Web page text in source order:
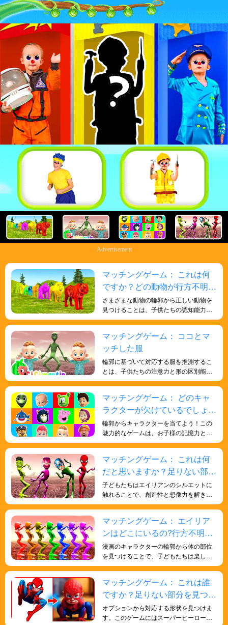
Advertisement
マッチングゲーム： これは何
ですか？どの動物が行方不明で
すか?動物の形を学ぼう！
さまざまな動物の輪郭から正しい動物を
見つけることは、子供たちの認知能力と
記憶力を鍛え、日常生活の知識と形状の
マッチングゲーム： ココとマ
ッチした服
輪郭に基づいて対応する服を推測するこ
とは、子供たちの注意力と形の区別能力
を向上させる魅力的なゲームです。
マッチングゲーム： どのキャ
ラクターが欠けているでしょう
か？探してみましょう！
輪郭からキャラクターを当てよう！この
魅力的なゲームは、お子様の記憶力と観
察力を鍛え、植物の形を見分ける能力を
マッチングゲーム： これは何
だと思いますか？足りない部分
を見つけよう！
子どもたちはエイリアンのシルエットに
触れることで、創造性と想像力を解き放
ちます。シルエットからエイリアンの全
を思い描きます。こうした想像力豊かな
遊びは、物語を伝える能力を高め、想像
力豊かな思考を育みます。
マッチングゲーム： エイリア
ンはどこにいるの?行方不明の
宇宙人を探そう！
漫画のキャラクターの輪郭から体の部位
を見つけることで、子どもたちは楽しみ
ながら学ぶことができます。このアクテ
力、反応力の向上に役立ちます。また、
認知能力を高め、全体的な発達の確固た
る基盤を築きます。
マッチングゲーム： これは誰
ですか？足りない部分を見つけ
よう！
オプションから対応する形状を見つけま
す。このゲームにはスーパーヒーローの